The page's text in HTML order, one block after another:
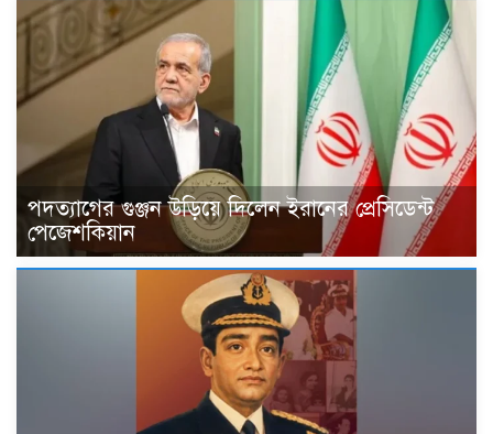
পদত্যাগের গুঞ্জন উড়িয়ে দিলেন ইরানের প্রেসিডেন্ট
পেজেশকিয়ান